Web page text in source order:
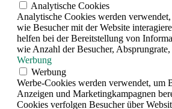
Analytische Cookies
Analytische Cookies werden
wie Besucher mit der Website
helfen bei der Bereitstellung von
wie Anzahl der Besucher,
Werbung
Werbung
Werbe-Cookies werden verwendet, um
Anzeigen und Marketingkampagnen
Cookies verfolgen Besucher über